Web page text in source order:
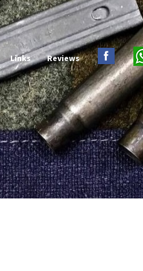
Links Reviews